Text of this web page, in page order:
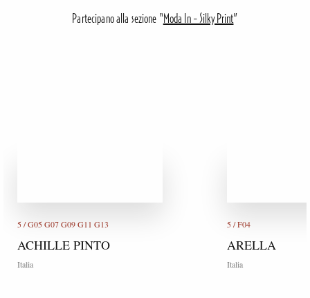
Partecipano alla sezione “Moda In - Silky Print”
5 / G05 G07 G09 G11 G13
ACHILLE PINTO
Italia
5 / F04
ARELLA
Italia